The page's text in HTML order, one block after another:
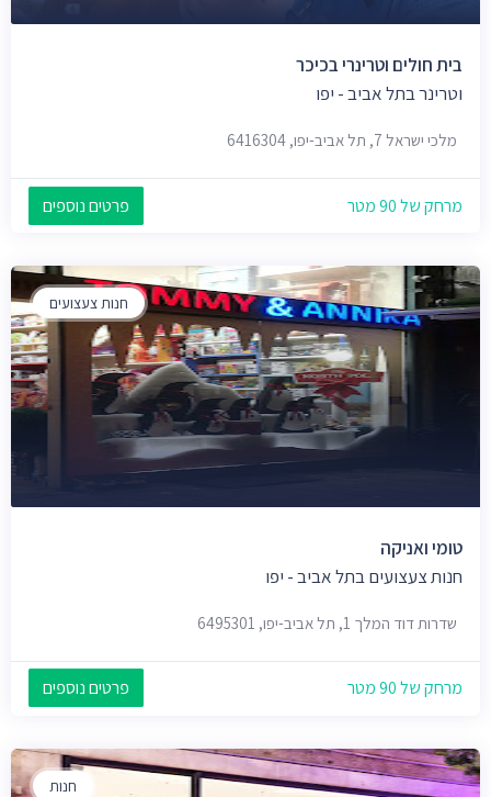
בית חולים וטרינרי בכיכר
וטרינר בתל אביב - יפו
מלכי ישראל 7, תל אביב-יפו, 6416304
מרחק של 90 מטר פרטים נוספים
חנות צעצועים
טומי ואניקה
חנות צעצועים בתל אביב - יפו
שדרות דוד המלך 1, תל אביב-יפו, 6495301
מרחק של 90 מטר פרטים נוספים
חנות